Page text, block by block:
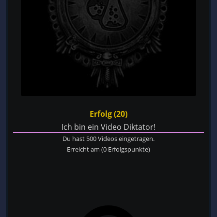
Erfolg (20)
Ich bin ein Video Diktator!
Du hast 500 Videos eingetragen.
Erreicht am (0 Erfolgspunkte)